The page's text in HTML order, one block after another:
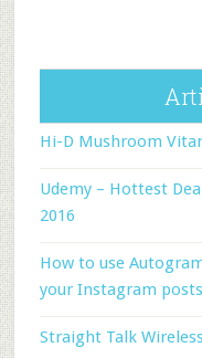
Hi-D Mushroom
Udemy – Hottest
2016
How to use
your Instagram posts
Straight Talk